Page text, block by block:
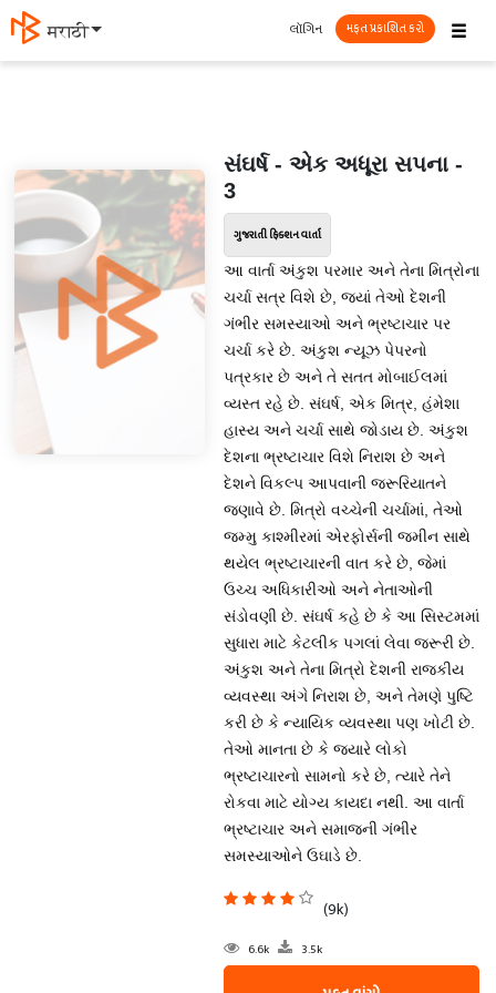
मराठी ☰
લૉગિન મફત પ્રકાશિત કરો
સંઘર્ષ - એક અધૂરા સપના -
3
ગુજરાતી ફિક્શન વાર્તા
આ વાર્તા અંકુશ પરમાર અને તેના મિત્રોના
ચર્ચા સત્ર વિશે છે, જ્યાં તેઓ દેશની
ગંભીર સમસ્યાઓ અને ભ્રષ્ટાચાર પર
ચર્ચા કરે છે. અંકુશ ન્યૂઝ પેપરનો
પત્રકાર છે અને તે સતત મોબાઈલમાં
વ્યસ્ત રહે છે. સંઘર્ષ, એક મિત્ર, હંમેશા
હાસ્ય અને ચર્ચા સાથે જોડાય છે. અંકુશ
દેશના ભ્રષ્ટાચાર વિશે નિરાશ છે અને
દેશને વિકલ્પ આપવાની જરૂરિયાતને
જણાવે છે. મિત્રો વચ્ચેની ચર્ચામાં, તેઓ
જમ્મુ કાશ્મીરમાં એરફોર્સની જમીન સાથે
થયેલ ભ્રષ્ટાચારની વાત કરે છે, જેમાં
ઉચ્ચ અધિકારીઓ અને નેતાઓની
સંડોવણી છે. સંઘર્ષ કહે છે કે આ સિસ્ટમમાં
સુધારા માટે કેટલીક પગલાં લેવા જરૂરી છે.
અંકુશ અને તેના મિત્રો દેશની રાજકીય
વ્યવસ્થા અંગે નિરાશ છે, અને તેમણે પુષ્ટિ
કરી છે કે ન્યાયિક વ્યવસ્થા પણ ખોટી છે.
તેઓ માનતા છે કે જ્યારે લોકો
ભ્રષ્ટાચારનો સામનો કરે છે, ત્યારે તેને
રોકવા માટે યોગ્ય કાયદા નથી. આ વાર્તા
ભ્રષ્ટાચાર અને સમાજની ગંભીર
સમસ્યાઓને ઉઘાડે છે.
(9k)
6.6k 3.5k